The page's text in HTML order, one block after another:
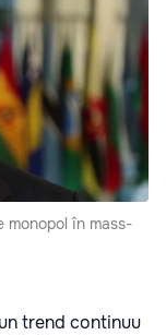
monopol în mass-
trend continuu